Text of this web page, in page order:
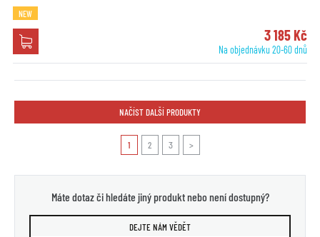
NEW
3 185 Kč
Na objednávku 20-60 dnů
NAČÍST DALŠÍ PRODUKTY
1 2 3 >
Máte dotaz či hledáte jiný produkt nebo není dostupný?
DEJTE NÁM VĚDĚT